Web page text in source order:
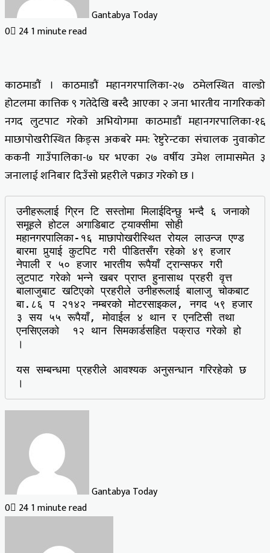
Gantabya Today
0 241 minute read
काठमाडौं । काठमाडौं महानगरपालिका-२७ ठमेलस्थित वाल्डो
होटलमा कात्तिक ९ गतेदेखि बस्दै आएका २ जना भारतीय नागरिकको
नगद लुटपाट गरेको अभियोगमा काठमाडौं महानगरपालिका-१६
माछापोखरीस्थित किङ्स अकबरे मम: रेष्टुरेन्टका संचालक नुवाकोट
ककनी गाउँपालिका-७ घर भएका २७ वर्षीय उमेश लामासमेत ३
जनालाई शनिबार दिउँसो प्रहरीले पक्राउ गरेको छ ।
उनीहरूलाई ग्रिन टि सस्तोमा मिलाईदिन्छु भन्दै ६ जनाको
समूहले होटल अगाडिबाट ट्याक्सीमा सोही
महानगरपालिका-१६ माछापोखरीस्थित रोयल लाउन्ज एण्ड
बारमा पुर्‍याई कुटपिट गरी पीडितसँग रहेको ४९ हजार
नेपाली र ५० हजार भारतीय रूपैयाँ ट्रान्सफर गरी
लुटपाट गरेको भन्ने खबर प्राप्त हुनासाथ प्रहरी वृत्त
बालाजुबाट खटिएको प्रहरीले उनीहरूलाई बालाजु चोकबाट
बा.८६ प २१४२ नम्बरको मोटरसाइकल, नगद ५९ हजार
३ सय ५५ रूपैयाँ, मोवाईल ४ थान र एनटिसी तथा
एनसिएलको  १२ थान सिमकार्डसहित पक्राउ गरेको हो
।
यस सम्बन्धमा प्रहरीले आवश्यक अनुसन्धान गरिरहेको छ
।
Gantabya Today
0 241 minute read